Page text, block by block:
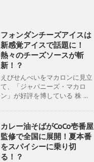
フォンダンチーズアイスは
新感覚アイスで話題に！
熱々のチーズソースが斬
新！？
えびせんべいをマカロンに見立
て、「ジャパニーズ・マカロ
ン」が好評を博している 株 ...
カレー油そばがCoCo壱番屋
監修で全国に展開！夏本番
をスパイシーに乗り切
る！？